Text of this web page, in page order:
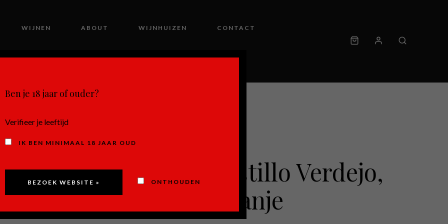
WIJNEN ABOUT WIJNHUIZEN CONTACT
Vega de Castillo Verdejo,
Rueda – Spanje
Ben je 18 jaar of ouder?
Verifieer je leeftijd
IK BEN MINIMAAL 18 JAAR OUD
ONTHOUDEN